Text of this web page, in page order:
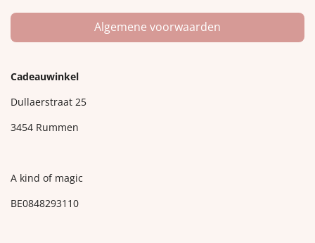
Algemene voorwaarden
Cadeauwinkel
Dullaerstraat 25
3454 Rummen
A kind of magic
BE0848293110